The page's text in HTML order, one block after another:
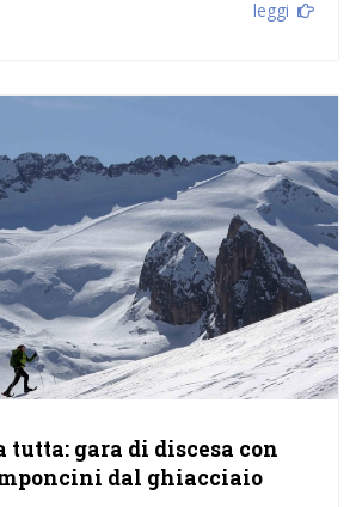
leggi
tutta: gara di discesa con
dal ghiacciaio